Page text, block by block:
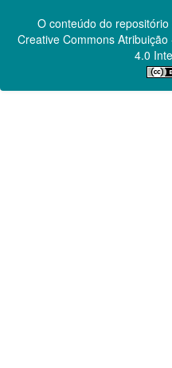
O conteúdo do
Creative CommonsAtribuição
4.0